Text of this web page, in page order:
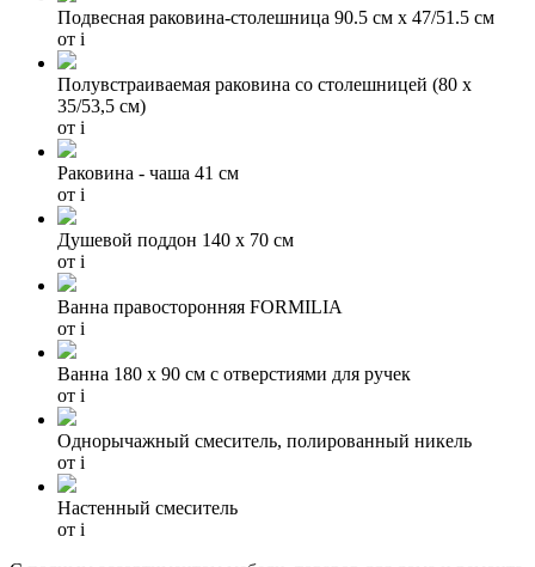
Подвесная раковина-столешница 90.5 см х 47/51.5 см
от i
Полувстраиваемая раковина со столешницей (80 x
35/53,5 см)
от i
Раковина - чаша 41 см
от i
Душевой поддон 140 x 70 см
от i
Ванна правосторонняя FORMILIA
от i
Ванна 180 х 90 см с отверстиями для ручек
от i
Однорычажный смеситель, полированный никель
от i
Hастенный смеситель
от i